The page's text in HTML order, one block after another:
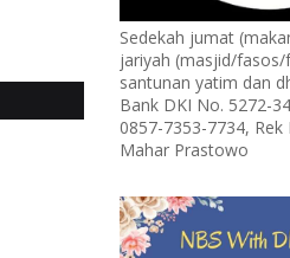
Sedekah jumat
jariyah (masjid/
santunan yatim dan
Bank DKI No. 5272-
0857-7353-7734,
Mahar Prastowo